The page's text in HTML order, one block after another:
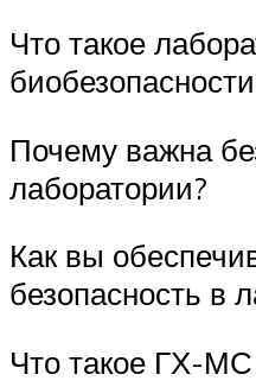
Что такое
Почему важна
лаборатории?
Как вы
безопасность в
Что такое ГХ-МС